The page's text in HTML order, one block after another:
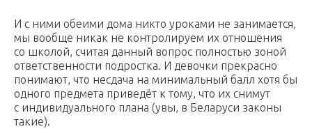
И с ними обеими дома никто уроками не занимается,
мы вообще никак не контролируем их отношения
со школой, считая данный вопрос полностью зоной
ответственности подростка. И девочки прекрасно
понимают, что несдача на минимальный балл хотя бы
одного предмета приведёт к тому, что их снимут
с индивидуального плана (увы, в Беларуси законы
такие).